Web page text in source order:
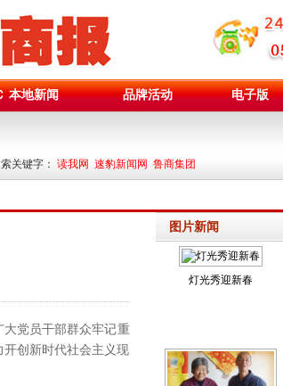
本地新闻 品牌活动 电子版
关键字： 读我网 速豹新闻网 鲁商集团
党员干部群众牢记重
创新时代社会主义现
图片新闻
灯光秀迎新春